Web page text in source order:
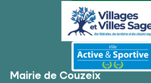
Mairie de Couzeix